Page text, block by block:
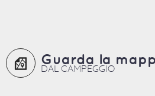
Guarda la
DAL CAMPEGGIO